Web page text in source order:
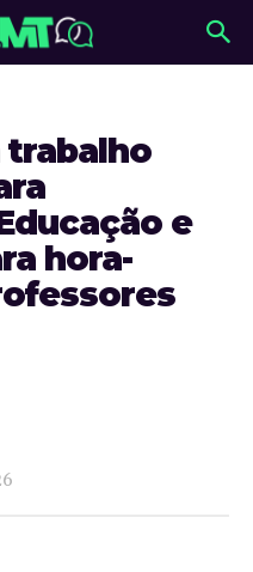
trabalho
e
hora-